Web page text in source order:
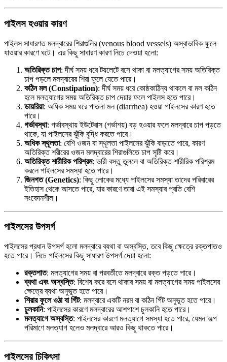
পাইলস হওয়ার কারণ
পাইলস সাধারণত মলদ্বারের শিরাগুলির (venous blood vessels) অস্বাভাবিক ফুলে
যাওয়ার কারণে ঘটে। এর কিছু সাধারণ কারণ নিচে দেওয়া হলো:
অতিরিক্ত চাপ: দীর্ঘ সময় ধরে টয়লেটে বসে থাকা বা মলত্যাগের সময় অতিরিক্ত
চাপ পড়লে মলদ্বারের শিরা ফুলে যেতে পারে।
কঠিন মল (Constipation): দীর্ঘ সময় ধরে কোষ্ঠকাঠিন্য থাকলে বা মল কঠিন
হলে মলত্যাগের সময় অতিরিক্ত চাপ দেয়ার ফলে পাইলস হতে পারে।
ডায়রিয়া: অধিক সময় ধরে পাতলা মল (diarrhea) হওয়া পাইলসের কারণ হতে
পারে।
গর্ভাবস্থা: গর্ভাবস্থায় ইউটেরাস (গর্ভাশয়) বড় হওয়ার ফলে মলদ্বারে চাপ পড়তে
থাকে, যা পাইলসের ঝুঁকি বৃদ্ধি করতে পারে।
অধিক স্থূলতা: বেশি ওজন বা স্থূলতা পাইলসের ঝুঁকি বাড়াতে পারে, কারণ
অতিরিক্ত শরীরের ওজন মলদ্বারের শিরাগুলিতে চাপ সৃষ্টি করে।
অতিরিক্ত শারীরিক পরিশ্রম: ভারী বস্তু তুললে বা অতিরিক্ত শারীরিক পরিশ্রম
করলে পাইলসের সমস্যা হতে পারে।
জিনগত (Genetics): কিছু লোকের মধ্যে পাইলসের সমস্যা তাদের পরিবারের
ইতিহাস থেকে আসতে পারে, যার কারণে তারা এই সমস্যার প্রতি বেশি
সংবেদনশীল।
পাইলসের উপসর্গ
পাইলসের প্রধান উপসর্গ হলো মলদ্বারে ব্যথা বা অস্বস্তি, তবে কিছু ক্ষেত্রে রক্তপাতও
হতে পারে। নিচে পাইলসের কিছু সাধারণ উপসর্গ দেয়া হলো:
রক্তপাত: মলত্যাগের সময় বা পরবর্তীতে মলদ্বারে রক্ত পড়তে পারে।
ব্যথা এবং অস্বস্তি: বিশেষ করে বসে থাকার সময় বা মলত্যাগের সময় পাইলসের
ক্ষেত্রে ব্যথা অনুভূত হতে পারে।
শিরার ফুলে ওঠা বা গিঁট: মলদ্বারে একটি নরম বা কঠিন গিঁট অনুভূত হতে পারে।
চুলকানি: পাইলসের কারণে মলদ্বারের আশপাশে চুলকানি হতে পারে।
মলত্যাগে অস্বস্তি: পাইলসের কারণে মলত্যাগে সমস্যা হতে পারে, যেমন অল্প
পরিমাণে মলত্যাগ হলেও মলদ্বারে আরও কিছু থাকতে পারে।
পাইলসের চিকিৎসা